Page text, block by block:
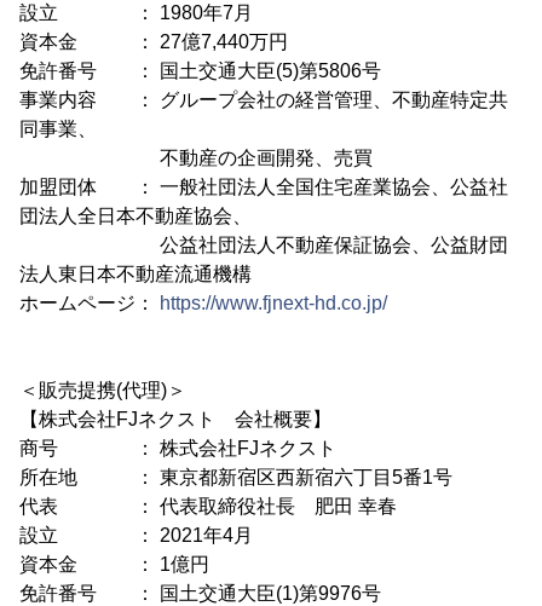
設立 ： 1980年7月
資本金 ： 27億7,440万円
免許番号 ： 国土交通大臣(5)第5806号
事業内容 ： グループ会社の経営管理、不動産特定共
同事業、
不動産の企画開発、売買
加盟団体 ： 一般社団法人全国住宅産業協会、公益社
団法人全日本不動産協会、
公益社団法人不動産保証協会、公益財団
法人東日本不動産流通機構
ホームページ：
https://www.fjnext-hd.co.jp/
＜販売提携(代理)＞
【株式会社FJネクスト 会社概要】
商号 ： 株式会社FJネクスト
所在地 ： 東京都新宿区西新宿六丁目5番1号
代表 ： 代表取締役社長 肥田 幸春
設立 ： 2021年4月
資本金 ： 1億円
免許番号 ： 国土交通大臣(1)第9976号